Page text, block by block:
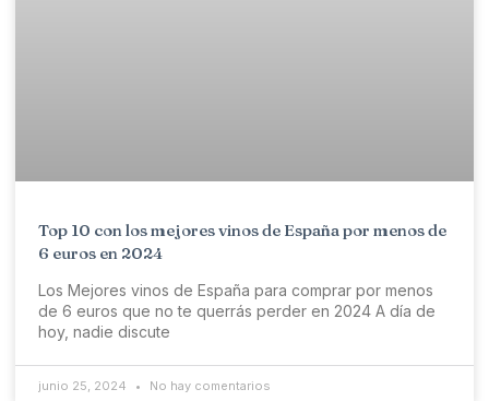
Top 10 con los mejores vinos de España por menos de
6 euros en 2024
Los Mejores vinos de España para comprar por menos
de 6 euros que no te querrás perder en 2024 A día de
hoy, nadie discute
junio 25, 2024 No hay comentarios